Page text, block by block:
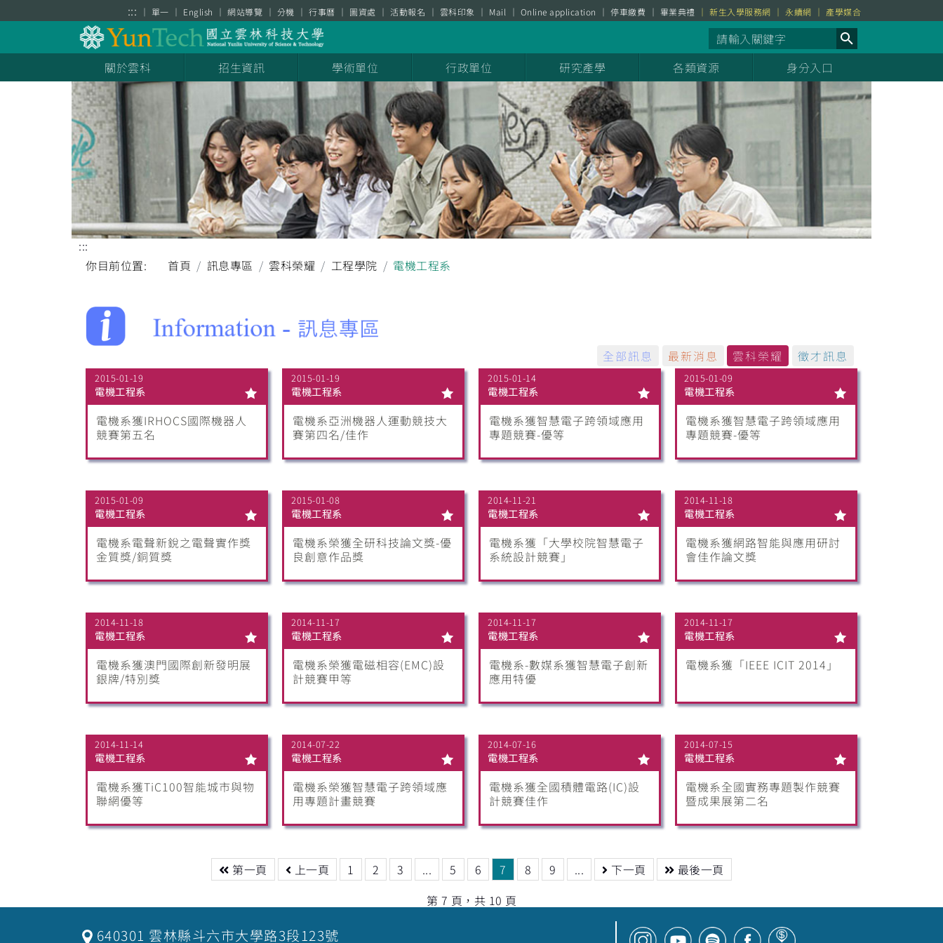
::: 單一 English 網站導覽 分機 行事曆 圖資處 活動報名 雲科印象 Mail Online application 停車繳費 畢業典禮 新生入學服務網 永續網 產學媒合
關於雲科 招生資訊 學術單位 行政單位 研究產學 各類資源 身分入口
:::
你目前位置:
首頁 訊息專區 雲科榮耀 工程學院 電機工程系
全部訊息 最新消息 雲科榮耀 徵才訊息
2015-01-19
電機工程系
電機系獲IRHOCS國際機器人
競賽第五名
2015-01-19
電機工程系
電機系亞洲機器人運動競技大
賽第四名/佳作
2015-01-14
電機工程系
電機系獲智慧電子跨領域應用
專題競賽-優等
2015-01-09
電機工程系
電機系獲智慧電子跨領域應用
專題競賽-優等
2015-01-09
電機工程系
電機系電聲新銳之電聲實作獎
金質獎/銅質獎
2015-01-08
電機工程系
電機系榮獲全研科技論文獎-優
良創意作品獎
2014-11-21
電機工程系
電機系獲「大學校院智慧電子
系統設計競賽」
2014-11-18
電機工程系
電機系獲網路智能與應用研討
會佳作論文獎
2014-11-18
電機工程系
電機系獲澳門國際創新發明展
銀牌/特別獎
2014-11-17
電機工程系
電機系榮獲電磁相容(EMC)設
計競賽甲等
2014-11-17
電機工程系
電機系-數媒系獲智慧電子創新
應用特優
2014-11-17
電機工程系
電機系獲「IEEE ICIT 2014」
2014-11-14
電機工程系
電機系獲TiC100智能城市與物
聯網優等
2014-07-22
電機工程系
電機系榮獲智慧電子跨領域應
用專題計畫競賽
2014-07-16
電機工程系
電機系獲全國積體電路(IC)設
計競賽佳作
2014-07-15
電機工程系
電機系全國實務專題製作競賽
暨成果展第二名
第一頁 上一頁 1 2 3 ... 5 6 7 8 9 ... 下一頁
最後一頁
第 7 頁，共 10 頁
640301 雲林縣斗六市大學路3段123號